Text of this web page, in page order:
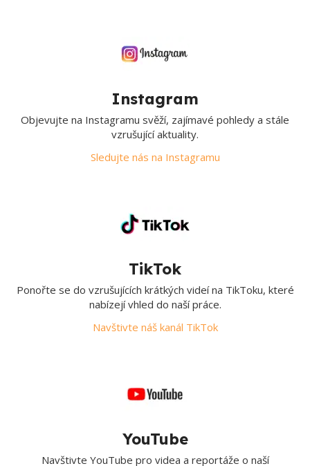
Instagram
Objevujte na Instagramu svěží, zajímavé pohledy a stále
vzrušující aktuality.
Sledujte nás na Instagramu
TikTok
Ponořte se do vzrušujících krátkých videí na TikToku, které
nabízejí vhled do naší práce.
Navštivte náš kanál TikTok
YouTube
Navštivte YouTube pro videa a reportáže o naší